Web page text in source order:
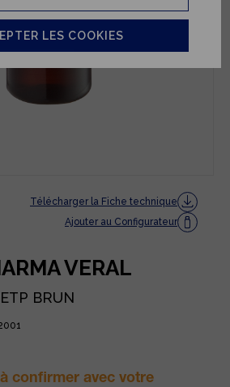
Télécharger la Fiche technique
Ajouter au Configurateur
VERAL
BRUN
confirmer avec votre
LES COOKIES